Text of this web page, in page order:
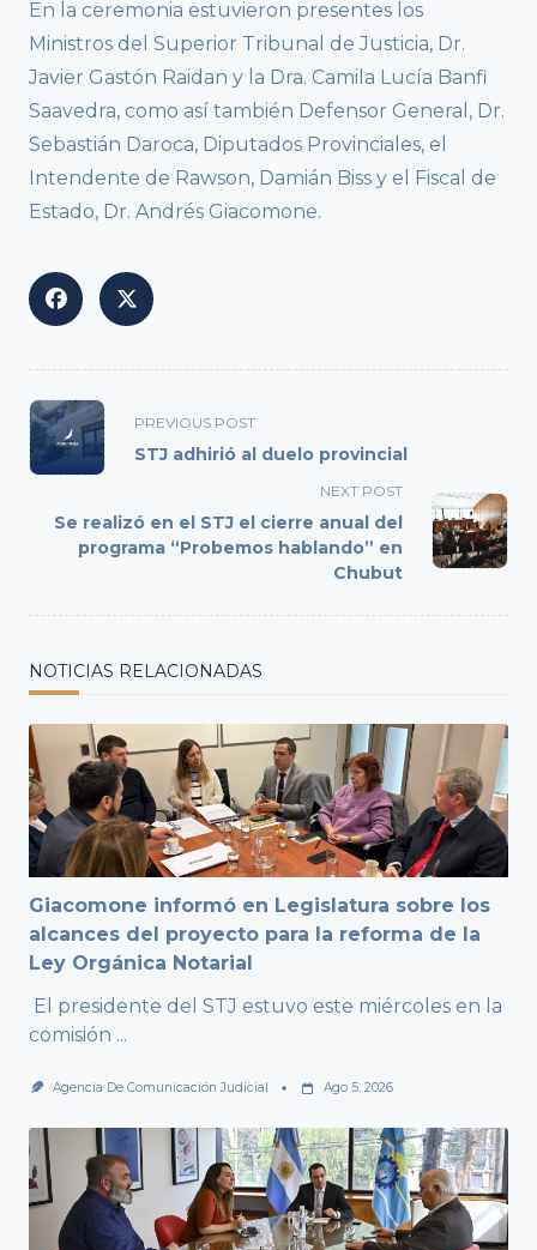
En la ceremonia estuvieron presentes los
Ministros del Superior Tribunal de Justicia, Dr.
Javier Gastón Raidan y la Dra. Camila Lucía Banfi
Saavedra, como así también Defensor General, Dr.
Sebastián Daroca, Diputados Provinciales, el
Intendente de Rawson, Damián Biss y el Fiscal de
Estado, Dr. Andrés Giacomone.
<span
class="nav-
subtitle
reader-
text">Page</span>
PREVIOUS POST
STJ adhirió al duelo provincial
NEXT POST
Se realizó en el STJ el cierre anual del
programa “Probemos hablando” en
Chubut
NOTICIAS RELACIONADAS
Giacomone informó en Legislatura sobre los
alcances del proyecto para la reforma de la
Ley Orgánica Notarial
El presidente del STJ estuvo este miércoles en la
comisión ...
Agencia De Comunicación Judicial Ago 5, 2026